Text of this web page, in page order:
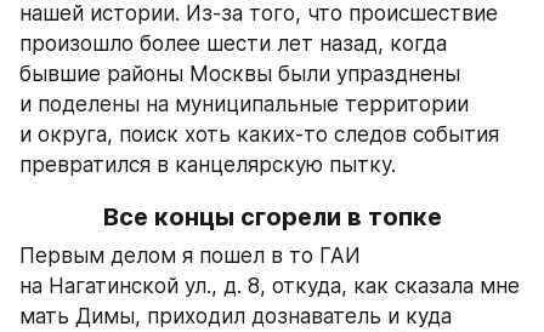
нашей истории. Из-за того, что происшествие
произошло более шести лет назад, когда
бывшие районы Москвы были упразднены
и поделены на муниципальные территории
и округа, поиск хоть каких-то следов события
превратился в канцелярскую пытку.
Все концы сгорели в топке
Первым делом я пошел в то ГАИ
на Нагатинской ул., д. 8, откуда, как сказала мне
мать Димы, приходил дознаватель и куда